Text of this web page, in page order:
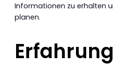
Informationen zu erhalten
planen.